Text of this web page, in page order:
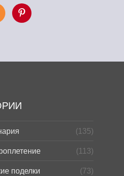
(135)
(113)
поделки (73)